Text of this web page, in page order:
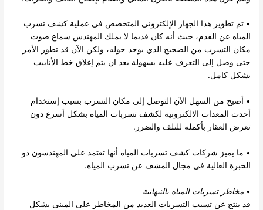
• تم تطوير هذا الجهاز الإلكتروني المتخصص في عملية كشف تسرب
المياه عن القدم، حيث أنه كان قديما لا يملك المهندس سماع صوت
مكان التسرب من الضجيج الذي يوجد حوله، ولكن الآن قد تطور الأمر
حتى وصل إلى التعرف عليه بسهولة بعد ان يتم إغلاق خط الأنابيب
بشكل كامل.
• أصبح من السهل الآن التوصل إلى مكان التسرب بسبب إستخدام
أحدث المعدات الالكترونية لكشف تسربات المياه بشكل أسرع دون
تعرض العقار بأكمله للتلف والضرر.
• ما يميز شركات كشف تسربات المياه أنها تعتمد على المهندسون ذو
الخبرة العالية في مجال المشف عن تسرب المياه.
•مخاطر تسربات المياه بالنبهانية
قد ينتج عن تسبب التسربات العديد من المخاطر على المبنى بشكل